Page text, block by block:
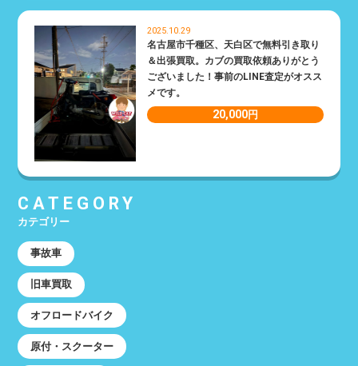
2025.10.29
名古屋市千種区、天白区で無料引き取り
＆出張買取。カブの買取依頼ありがとう
ございました！事前のLINE査定がオスス
メです。
20,000円
CATEGORY
カテゴリー
事故車
旧車買取
オフロードバイク
原付・スクーター